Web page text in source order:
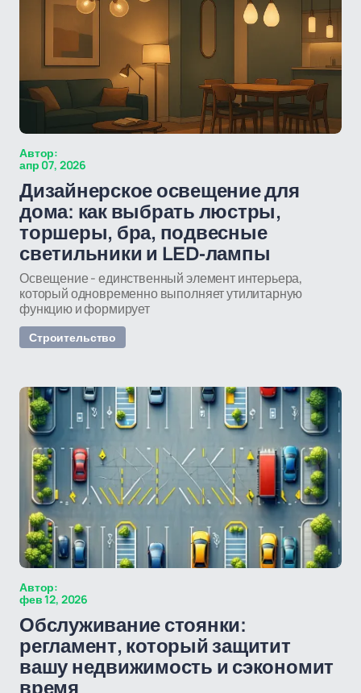
Автор:
апр 07, 2026
Дизайнерское освещение для
дома: как выбрать люстры,
торшеры, бра, подвесные
светильники и LED-лампы
Освещение - единственный элемент интерьера,
который одновременно выполняет утилитарную
функцию и формирует
Строительство
Автор:
фев 12, 2026
Обслуживание стоянки:
регламент, который защитит
вашу недвижимость и сэкономит
время